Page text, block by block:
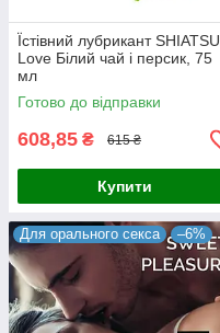
Їстівний лубрикант SHIATSU
Love Білий чай і персик, 75
мл
Готово до відправки
608,85 ₴ 615 ₴
Купити
Для орального секса –6%